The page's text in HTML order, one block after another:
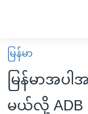
လွယ်ကူ
စေ
သည့်
မူလစာမျက်နှာ
မြန်မာ
ကမ္ဘာ့သတင်းများ
မြန်မာ
မြန်မာအပါ
မယ်လို့ ADB